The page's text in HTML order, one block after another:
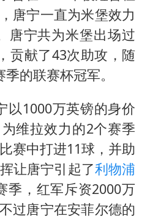
41岁女子为鼓励女儿考上985研究生
总书记关心百姓身边这些民生大事
唐宁一直为米堡效力
唐宁共为米堡出场过
贡献了43次助攻，随
的联赛杯冠军。
以1000万英镑的身价
维拉效力的2个赛季
赛中打进11球，并助
让唐宁引起了利物浦
季，红军斥资2000万
过唐宁在安菲尔德的